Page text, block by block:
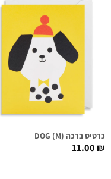
כרטיס ברכה (DOG (M
11.00₪